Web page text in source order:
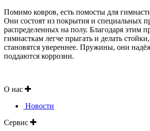
Помимо ковров, есть помосты для
Они состоят из покрытия и специальных
распределенных на полу. Благодаря этим
гимнасткам легче прыгать и делать
становятся увереннее. Пружины, они
поддаются коррозии.
О нас
Новости
Сервис